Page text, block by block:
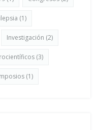
(1)
Investigación (2)
(3)
(1)